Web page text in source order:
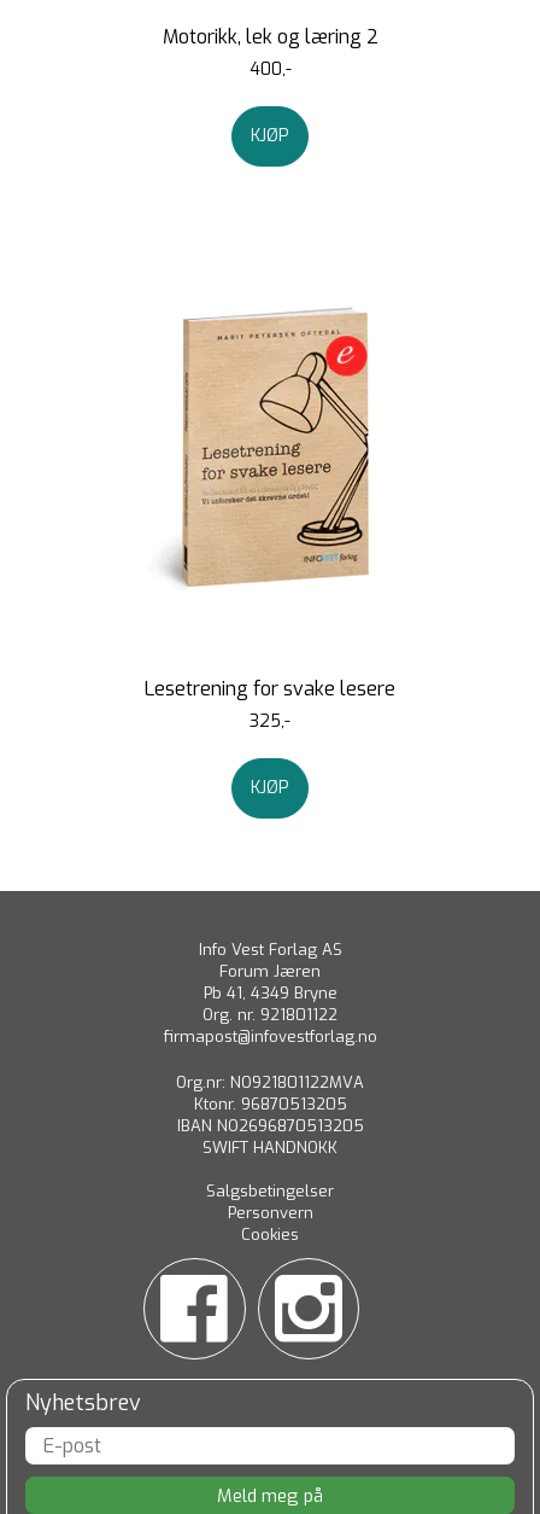
Motorikk, lek og læring 2
400,-
KJØP
Lesetrening for svake lesere
325,-
KJØP
Info Vest Forlag AS
Forum Jæren
Pb 41, 4349 Bryne
Org. nr. 921801122
firmapost@infovestforlag.no
Org.nr: NO921801122MVA
Ktonr. 96870513205
IBAN NO2696870513205
SWIFT HANDNOKK
Salgsbetingelser
Personvern
Cookies
Nyhetsbrev